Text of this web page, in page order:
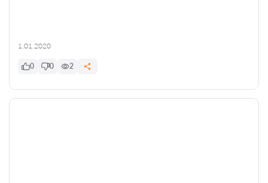
1.01.2020
0 0 2